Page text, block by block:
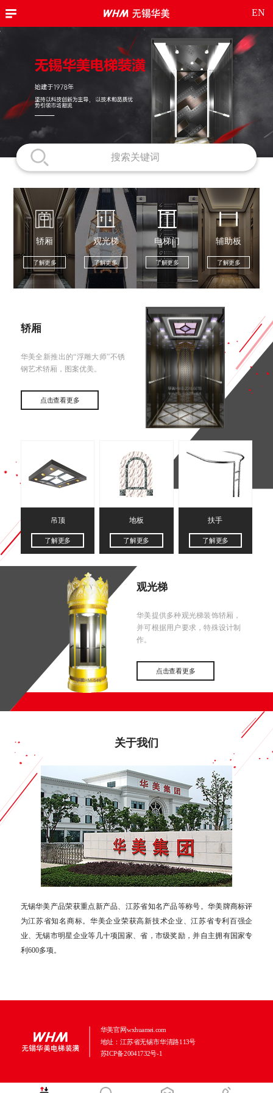
EN
轿厢
了解更多
观光梯
了解更多
电梯门
了解更多
辅助板
了解更多
轿厢
华美全新推出的“浮雕大师”不锈
钢艺术轿厢，图案优美。
点击查看更多
吊顶
了解更多
地板
了解更多
扶手
了解更多
观光梯
华美提供多种观光梯装饰轿厢，
并可根据用户要求，特殊设计制
作。
点击查看更多
关于我们
无锡华美产品荣获重点新产品、江苏省知名产品等称号。华美牌商标评
为江苏省知名商标。华美企业荣获高新技术企业、江苏省专利百强企
业、无锡市明星企业等几十项国家、省，市级奖励，并自主拥有国家专
利600多项。
华美官网wxhuamei.com
地址：江苏省无锡市华清路113号
苏ICP备20041732号-1